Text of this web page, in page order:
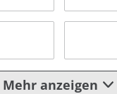
Mehr anzeigen